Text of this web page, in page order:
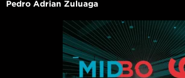
Pedro Adrian Zuluaga